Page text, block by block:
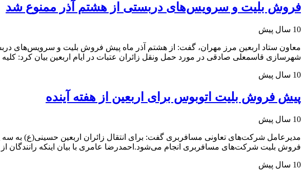
فروش بلیت و سرویس‌های دربستی از هشتم آذر ممنوع شد
10 سال پیش
معاون ستاد اربعین مرز مهران، گفت: از هشتم آذر ماه پیش فروش بلیت و سرویس‌های
شهرسازی قاسمعلی صادقی در مورد حمل ونقل زائران عتبات در ایام اربعین بیان کرد:
10 سال پیش
پیش فروش بلیت اتوبوس برای‌ اربعین از هفته آینده
10 سال پیش
مدیرعامل شرکت‌های تعاونی مسافربری گفت:‌ برای انتقال زائران اربعین حسینی(ع) به سه
فروش بلیت شرکت‌های مسافربری انجام می‌شود.احمدرضا عامری با بیان اینکه رانندگان از
10 سال پیش